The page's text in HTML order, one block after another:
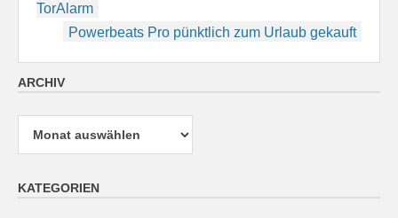
TorAlarm
Powerbeats Pro pünktlich zum Urlaub gekauft
ARCHIV
Archiv
KATEGORIEN